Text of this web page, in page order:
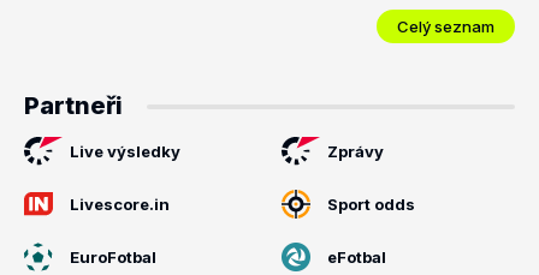
Celý seznam
Partneři
Live výsledky Zprávy
Livescore.in Sport odds
EuroFotbal eFotbal